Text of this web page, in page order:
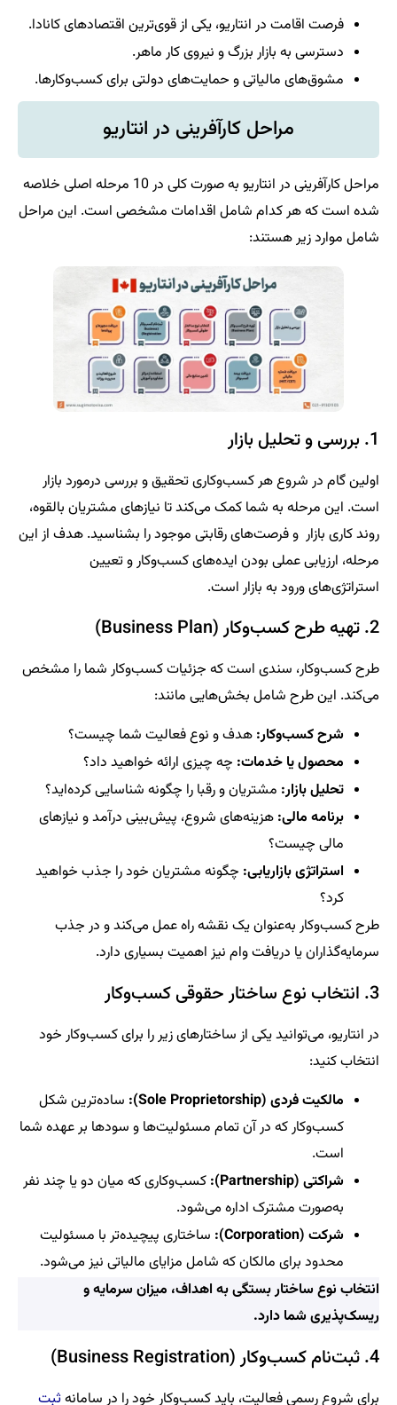
فرصت اقامت در انتاریو، یکی از قوی‌ترین اقتصادهای کانادا.
دسترسی به بازار بزرگ و نیروی کار ماهر.
مشوق‌های مالیاتی و حمایت‌های دولتی برای کسب‌وکارها.
مراحل کارآفرینی در انتاریو
مراحل کارآفرینی در انتاریو به صورت کلی در 10 مرحله اصلی خلاصه
شده است که هر کدام شامل اقدامات مشخصی است. این مراحل
شامل موارد زیر هستند:
1. بررسی و تحلیل بازار
اولین گام در شروع هر کسب‌وکاری تحقیق و بررسی درمورد بازار
است. این مرحله به شما کمک می‌کند تا نیازهای مشتریان بالقوه،
روند کاری بازار و فرصت‌های رقابتی موجود را بشناسید. هدف از این
مرحله، ارزیابی عملی بودن ایده‌های کسب‌وکار و تعیین
استراتژی‌های ورود به بازار است.
2. تهیه طرح کسب‌وکار (Business Plan)
طرح کسب‌وکار، سندی است که جزئیات کسب‌وکار شما را مشخص
می‌کند. این طرح شامل بخش‌هایی مانند:
شرح کسب‌وکار: هدف و نوع فعالیت شما چیست؟
محصول یا خدمات: چه چیزی ارائه خواهید داد؟
تحلیل بازار: مشتریان و رقبا را چگونه شناسایی کرده‌اید؟
برنامه مالی: هزینه‌های شروع، پیش‌بینی درآمد و نیازهای
مالی چیست؟
استراتژی بازاریابی: چگونه مشتریان خود را جذب خواهید
کرد؟
طرح کسب‌وکار به‌عنوان یک نقشه راه عمل می‌کند و در جذب
سرمایه‌گذاران یا دریافت وام نیز اهمیت بسیاری دارد.
3. انتخاب نوع ساختار حقوقی کسب‌وکار
در انتاریو، می‌توانید یکی از ساختارهای زیر را برای کسب‌وکار خود
انتخاب کنید:
مالکیت فردی (Sole Proprietorship):
ساده‌ترین شکل
کسب‌وکار که در آن تمام مسئولیت‌ها و سودها بر عهده شما
است.
شراکتی (Partnership):
کسب‌وکاری که میان دو یا چند نفر
به‌صورت مشترک اداره می‌شود.
شرکت (Corporation):
ساختاری پیچیده‌تر با مسئولیت
محدود برای مالکان که شامل مزایای مالیاتی نیز می‌شود.
انتخاب نوع ساختار بستگی به اهداف، میزان سرمایه و
ریسک‌پذیری شما دارد.
4. ثبت‌نام کسب‌وکار (Business Registration)
برای شروع رسمی فعالیت، باید کسب‌وکار خود را در سامانهثبت